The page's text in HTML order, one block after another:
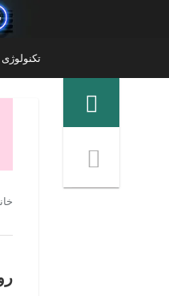
تکنولوژی